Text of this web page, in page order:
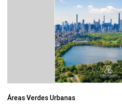
Áreas Verdes Urbanas